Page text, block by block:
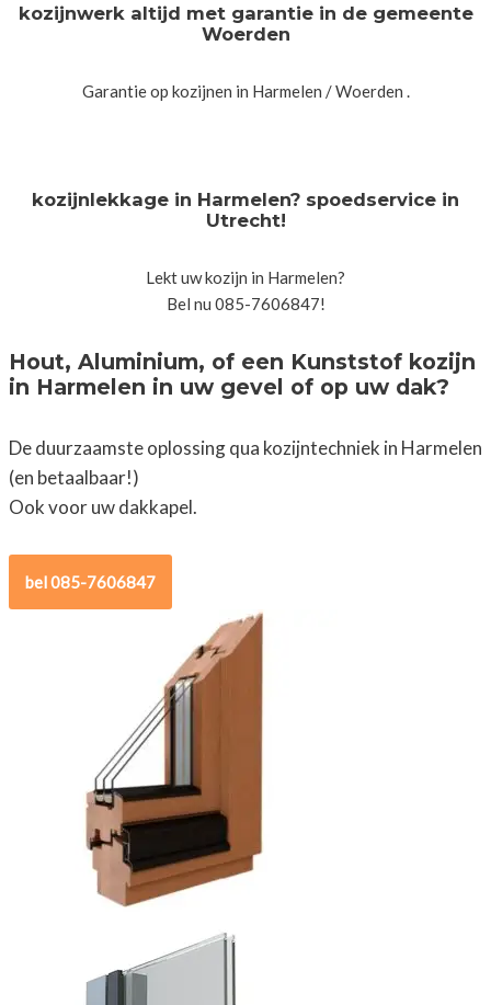
kozijnwerk altijd met garantie in de gemeente
Woerden
Garantie op kozijnen in Harmelen / Woerden .
kozijnlekkage in Harmelen? spoedservice in
Utrecht!
Lekt uw kozijn in Harmelen?
Bel nu 085-7606847!
Hout, Aluminium, of een Kunststof kozijn
in Harmelen in uw gevel of op uw dak?
De duurzaamste oplossing qua kozijntechniek in Harmelen
(en betaalbaar!)
Ook voor uw dakkapel.
bel 085-7606847